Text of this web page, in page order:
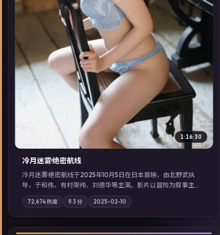
1:16:30
冷月迷雾·绝密航线
冷月迷雾·绝密航线于2025年10月5日在日本首映，由北野武执
导，于和伟、有村架纯、刘德华等主演。影片以冒险为叙事主
轴，记忆碎片重组后，主角发现自己从未活过“真实”的一天；摄
影与配乐强化地域气质；站内亦可通过「国产免费观看高清电视
剧在线看」延展检索同类型高分佳作，畅享高清在线追剧体验。
72,674热度 9.3 分 2025-02-10